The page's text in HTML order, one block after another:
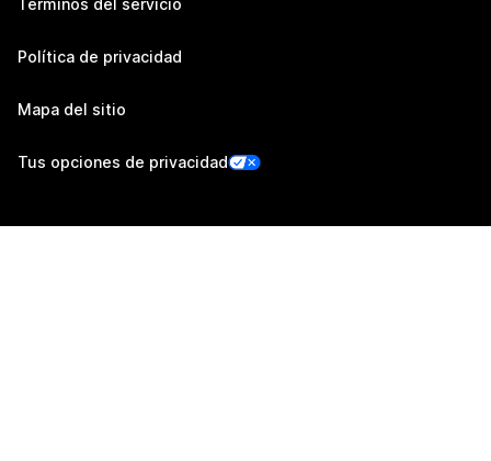
Términos del servicio
Política de privacidad
Mapa del sitio
Tus opciones de privacidad